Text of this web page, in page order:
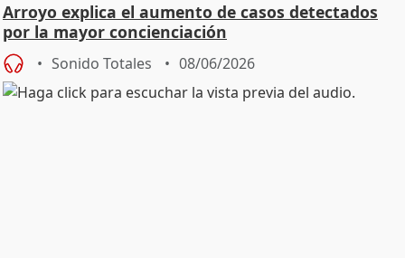
Arroyo explica el aumento de casos detectados
por la mayor concienciación
Sonido Totales 08/06/2026